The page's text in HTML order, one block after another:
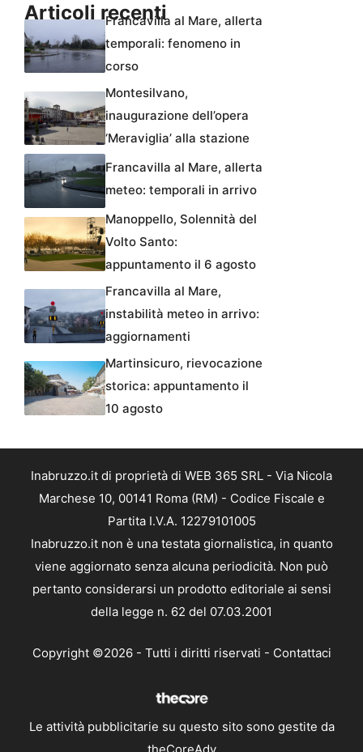
Articoli recentiFrancavilla al Mare, allerta
temporali: fenomeno in
corso
Montesilvano,
inaugurazione dell’opera
‘Meraviglia’ alla stazione
Francavilla al Mare, allerta
meteo: temporali in arrivo
Manoppello, Solennità del
Volto Santo:
appuntamento il 6 agosto
Francavilla al Mare,
instabilità meteo in arrivo:
aggiornamenti
Martinsicuro, rievocazione
storica: appuntamento il
10 agosto
Inabruzzo.it di proprietà di WEB 365 SRL - Via Nicola
Marchese 10, 00141 Roma (RM) - Codice Fiscale e
Partita I.V.A. 12279101005
Inabruzzo.it non è una testata giornalistica, in quanto
viene aggiornato senza alcuna periodicità. Non può
pertanto considerarsi un prodotto editoriale ai sensi
della legge n. 62 del 07.03.2001
Copyright ©2026 - Tutti i diritti riservati - Contattaci
Le attività pubblicitarie su questo sito sono gestite da
theCoreAdv